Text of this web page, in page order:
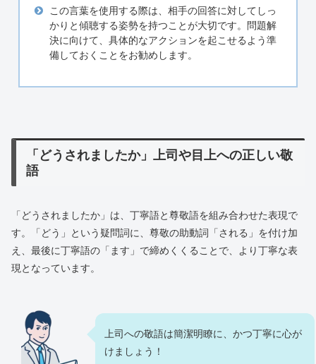
この言葉を使用する際は、相手の回答に対してしっ
かりと傾聴する姿勢を持つことが大切です。問題解
決に向けて、具体的なアクションを起こせるよう準
備しておくことをお勧めします。
「どうされましたか」上司や目上への正しい敬
語
「どうされましたか」は、丁寧語と尊敬語を組み合わせた表現で
す。「どう」という疑問詞に、尊敬の助動詞「される」を付け加
え、最後に丁寧語の「ます」で締めくくることで、より丁寧な表
現となっています。
上司への敬語は簡潔明瞭に、かつ丁寧に心が
けましょう！